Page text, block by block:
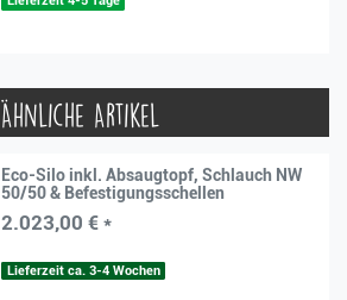
Ähnliche Artikel
Eco-Silo inkl. Absaugtopf, Schlauch NW
50/50 & Befestigungsschellen
2.023,00 € *
Lieferzeit ca. 3-4 Wochen